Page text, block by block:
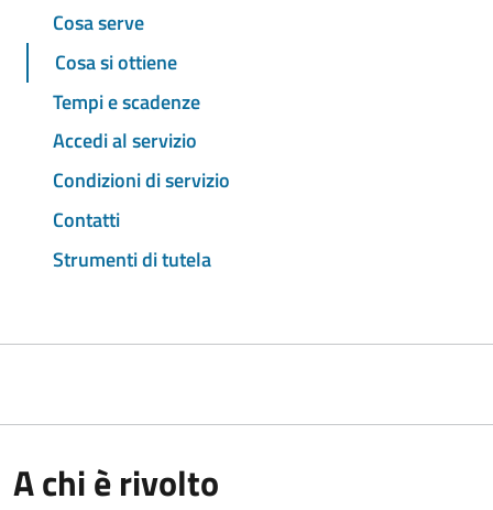
Cosa serve
Cosa si ottiene
Tempi e scadenze
Accedi al servizio
Condizioni di servizio
Contatti
Strumenti di tutela
A chi è rivolto